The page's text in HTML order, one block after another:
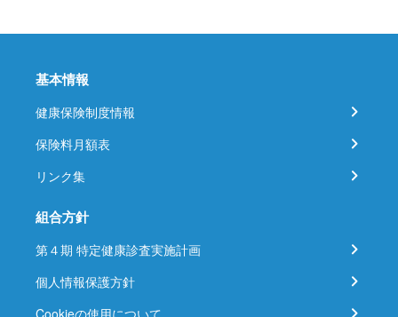
基本情報
健康保険制度情報
保険料月額表
リンク集
組合方針
第４期 特定健康診査実施計画
個人情報保護方針
Cookieの使用について